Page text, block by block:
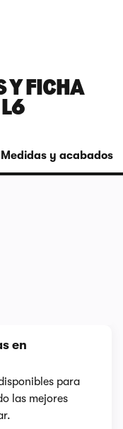
Y FICHA
Medidas y acabados
en
para
las mejores